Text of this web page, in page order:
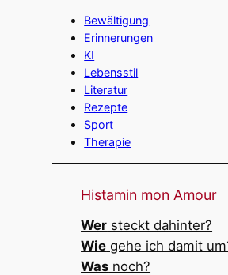
Bewältigung
Erinnerungen
KI
Lebensstil
Literatur
Rezepte
Sport
Therapie
Histamin mon Amour
Wer steckt dahinter?
Wie gehe ich damit
Was noch?